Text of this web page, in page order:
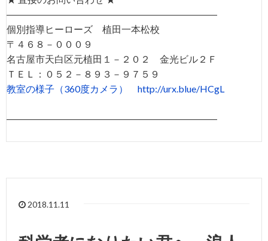
――――――――――――――――――――――
個別指導ヒーローズ 植田一本松校
〒４６８－０００９
名古屋市天白区元植田１－２０２ 金光ビル２Ｆ
ＴＥＬ：０５２－８９３－９７５９
教室の様子（360度カメラ）
http://urx.blue/HCgL
――――――――――――――――――――――
2018.11.11